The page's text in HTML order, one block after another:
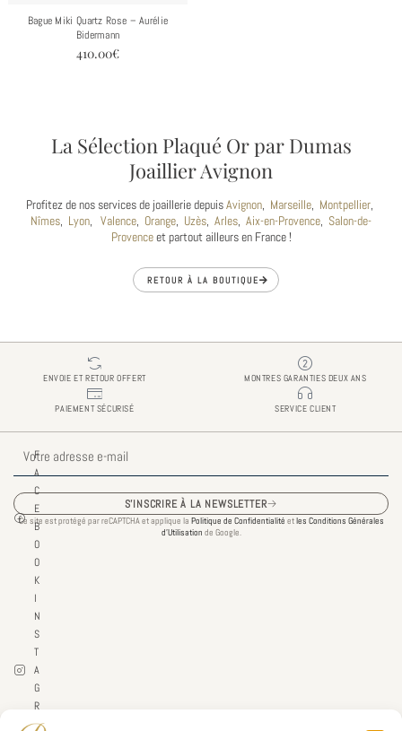
Bague Miki Quartz Rose – Aurélie
Bidermann
410.00€
La Sélection Plaqué Or par Dumas
Joaillier Avignon
Profitez de nos services de joaillerie depuisAvignon, Marseille, Montpellier,
Nîmes, Lyon, Valence, Orange, Uzès, Arles, Aix-en-Provence, Salon-de-
Provenceet partout ailleurs en France !
RETOUR À LA BOUTIQUE
ENVOIE ET RETOUR OFFERT MONTRES GARANTIES DEUX ANS
PAIEMENT SÉCURISÉ SERVICE CLIENT
mail
S'INSCRIRE À LA NEWSLETTER
Ce site est protégé par reCAPTCHA et applique la Politique de Confidentialité etles Conditions Générales
d’Utilisation de Google.
F
A
C
E
B
O
O
K
I
N
S
T
A
G
R
A